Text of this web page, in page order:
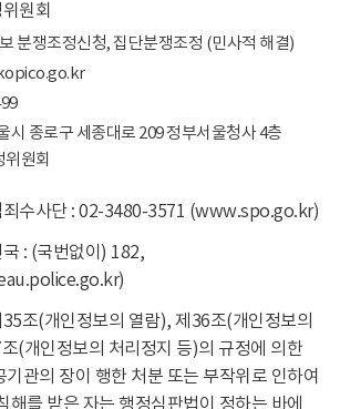
원회
분쟁조정신청, 집단분쟁조정 (민사적 해결)
시 종로구 세종대로 209 정부서울청사 4층
원회
죄수사단 : 02-3480-3571 (www.spo.go.kr)
: (국번없이) 182,
조(개인정보의 열람), 제36조(개인정보의
(개인정보의 처리정지 등)의 규정에 의한
관의 장이 행한 처분 또는 부작위로 인하여
해를 받은 자는 행정심판법이 정하는 바에